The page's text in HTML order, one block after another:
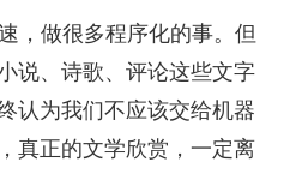
，做很多程序化的事。但
说、诗歌、评论这些文字
认为我们不应该交给机器
真正的文学欣赏，一定离